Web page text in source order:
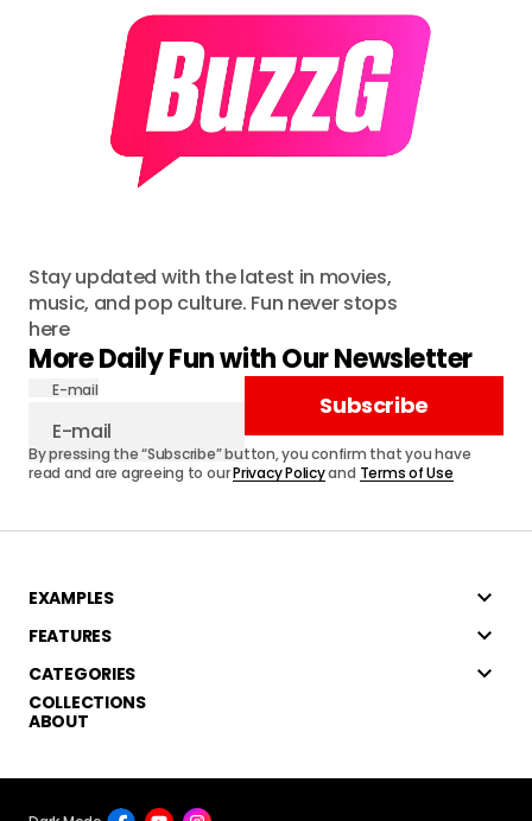
Stay updated with the latest in movies,
music, and pop culture. Fun never stops
here
More Daily Fun with Our Newsletter
E-mail
Subscribe
By pressing the “Subscribe” button, you confirm that you have
read and are agreeing to ourPrivacy Policyand Terms of Use
EXAMPLES
FEATURES
CATEGORIES
COLLECTIONS
ABOUT